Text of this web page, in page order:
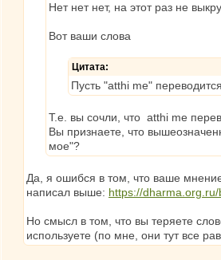
Нет нет нет, на этот раз не
Вот ваши слова
Цитата:
Пусть "atthi me"
Т.е. вы сочли, что atthi me
Вы признаете, что
мое"?
Да, я ошибся в том, что ваше
написал выше: https://
Но смысл в том, что вы теряете
используете (по мне, они тут все